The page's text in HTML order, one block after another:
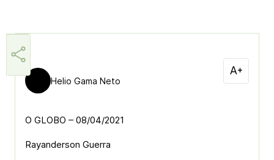
Helio Gama Neto
O GLOBO – 08/04/2021
Rayanderson Guerra